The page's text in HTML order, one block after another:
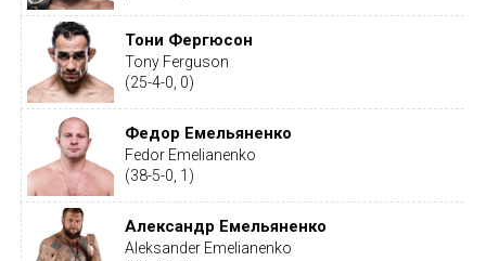
Тони Фергюсон
Tony Ferguson
(25-4-0, 0)
Федор Емельяненко
Fedor Emelianenko
(38-5-0, 1)
Александр Емельяненко
Aleksander Emelianenko